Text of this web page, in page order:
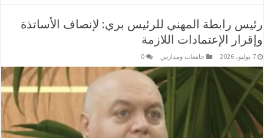
رئيس رابطة المهني للرئيس بري: لإنصاف الأساتذة
وإقرار الإعتمادات اللازمة
7 يوليو، 2026 جامعات ومدارس 0